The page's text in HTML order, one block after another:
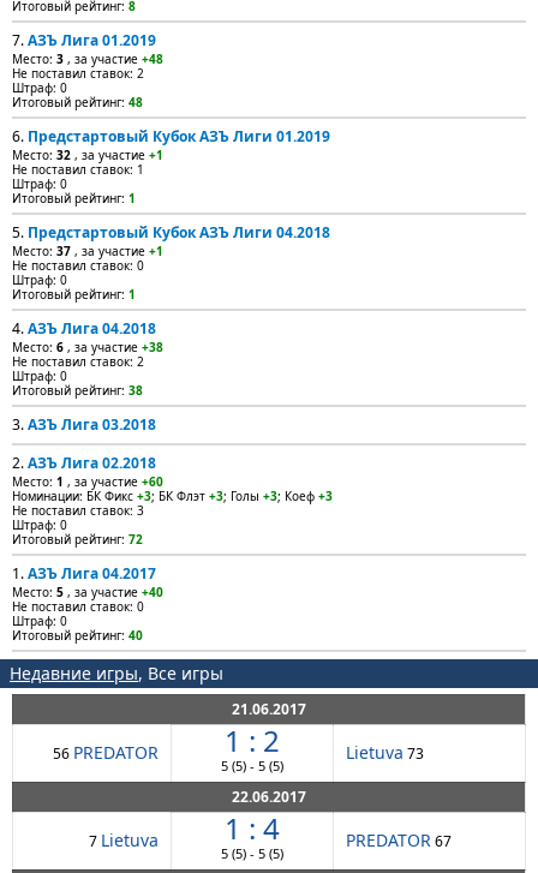
Итоговый рейтинг: 8
7.АЗЪ Лига 01.2019
Место: 3 , за участие +48
Не поставил ставок: 2
Штраф: 0
Итоговый рейтинг: 48
6. Предстартовый Кубок АЗЪ Лиги 01.2019
Место: 32 , за участие +1
Не поставил ставок: 1
Штраф: 0
Итоговый рейтинг: 1
5. Предстартовый Кубок АЗЪ Лиги 04.2018
Место: 37 , за участие +1
Не поставил ставок: 0
Штраф: 0
Итоговый рейтинг: 1
4.АЗЪ Лига 04.2018
Место: 6 , за участие +38
Не поставил ставок: 2
Штраф: 0
Итоговый рейтинг: 38
3.АЗЪ Лига 03.2018
2.АЗЪ Лига 02.2018
Место: 1 , за участие +60
Номинации: БК Фикс +3; БК Флэт +3; Голы +3; Коеф +3
Не поставил ставок: 3
Штраф: 0
Итоговый рейтинг: 72
1.АЗЪ Лига 04.2017
Место: 5 , за участие +40
Не поставил ставок: 0
Штраф: 0
Итоговый рейтинг: 40
Недавние игры, Все игры
21.06.2017
56 PREDATOR 1 : 2
5 (5) - 5 (5)
Lietuva 73
22.06.2017
7 Lietuva 1 : 4
5 (5) - 5 (5)
PREDATOR67